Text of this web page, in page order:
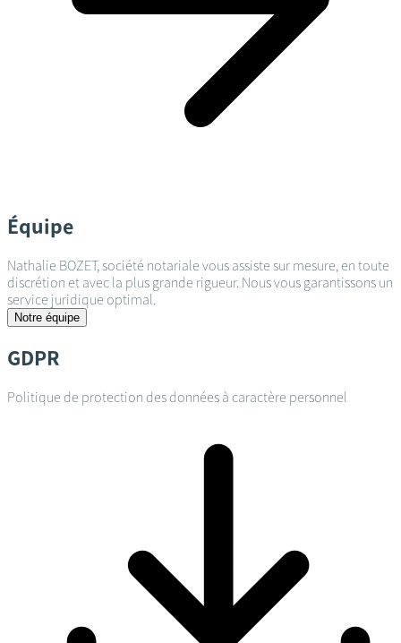
Équipe
Nathalie BOZET, société notariale vous assiste sur mesure, en toute
discrétion et avec la plus grande rigueur. Nous vous garantissons un
service juridique optimal.
Notre équipe
GDPR
Politique de protection des données à caractère personnel